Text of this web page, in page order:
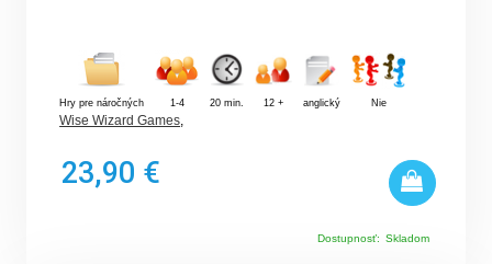
Hry pre náročných 1-4 20 min. 12 + anglický Nie
Wise Wizard Games,
23,90 €
Dostupnosť: Skladom